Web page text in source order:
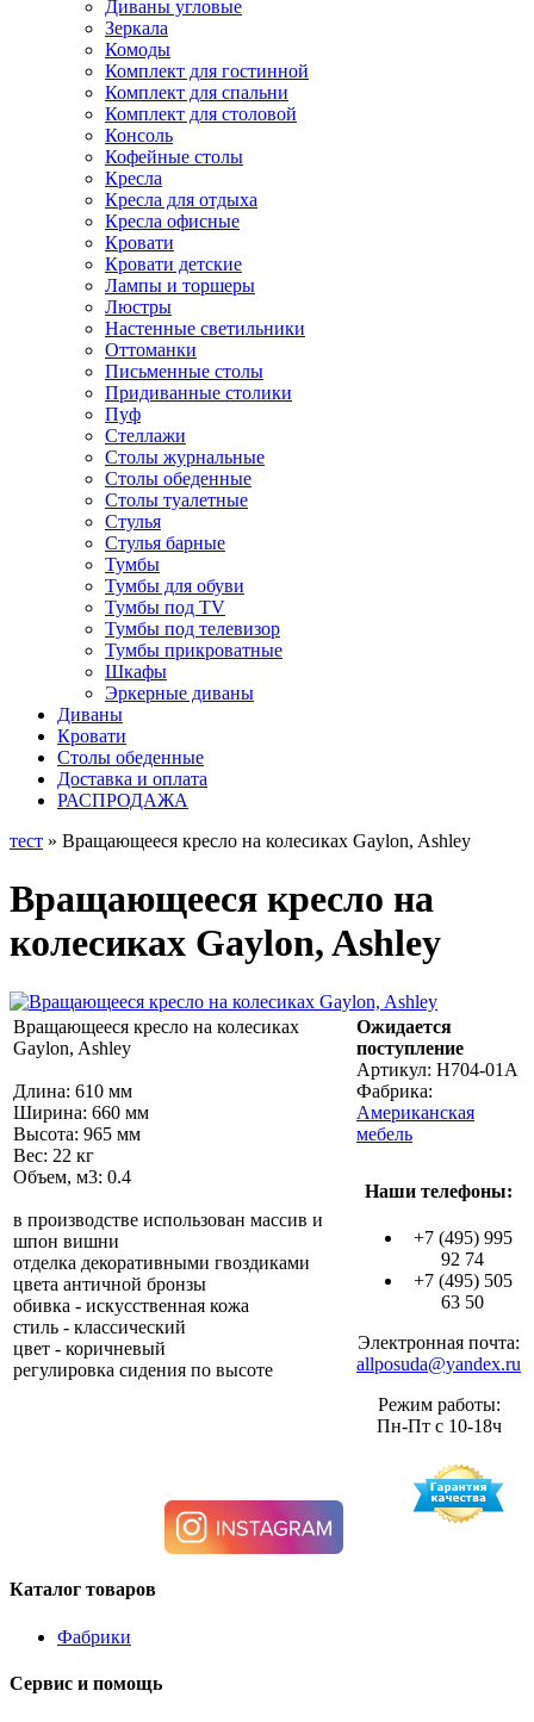
Диваны угловые
Зеркала
Комоды
Комплект для гостинной
Комплект для спальни
Комплект для столовой
Консоль
Кофейные столы
Кресла
Кресла для отдыха
Кресла офисные
Кровати
Кровати детские
Лампы и торшеры
Люстры
Настенные светильники
Оттоманки
Письменные столы
Придиванные столики
Пуф
Стеллажи
Столы журнальные
Столы обеденные
Столы туалетные
Стулья
Стулья барные
Тумбы
Тумбы для обуви
Тумбы под TV
Тумбы под телевизор
Тумбы прикроватные
Шкафы
Эркерные диваны
Диваны
Кровати
Столы обеденные
Доставка и оплата
РАСПРОДАЖА
тест » Вращающееся кресло на колесиках Gaylon, Ashley
Вращающееся кресло на
колесиках Gaylon, Ashley
Вращающееся кресло на колесиках
Gaylon, Ashley
Длина: 610 мм
Ширина: 660 мм
Высота: 965 мм
Вес: 22 кг
Объем, м3: 0.4
в производстве использован массив и
шпон вишни
отделка декоративными гвоздиками
цвета античной бронзы
обивка - искусственная кожа
стиль - классический
цвет - коричневый
регулировка сидения по высоте
Ожидается
поступление
Артикул: H704-01A
Фабрика:
Американская
мебель
Наши телефоны:
+7 (495) 995
92 74
+7 (495) 505
63 50
Электронная почта:
allposuda@yandex.ru
Режим работы:
Пн-Пт с 10-18ч
Каталог товаров
Фабрики
Сервис и помощь